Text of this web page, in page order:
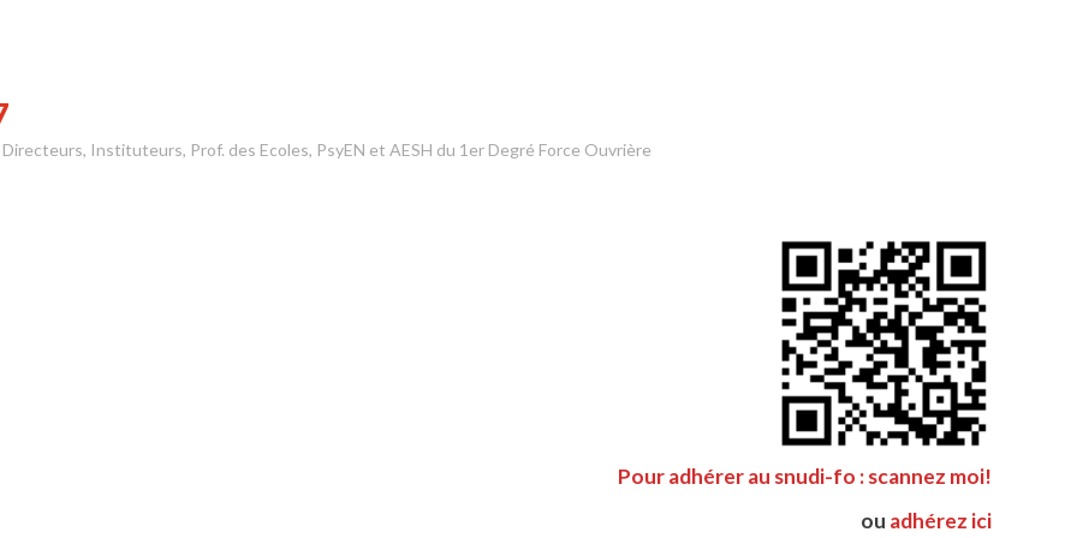
Instituteurs, Prof. des Ecoles, PsyEN et AESH du 1er Degré Force Ouvrière
Pour adhérer au snudi-fo : scannez moi!
ou adhérez ici